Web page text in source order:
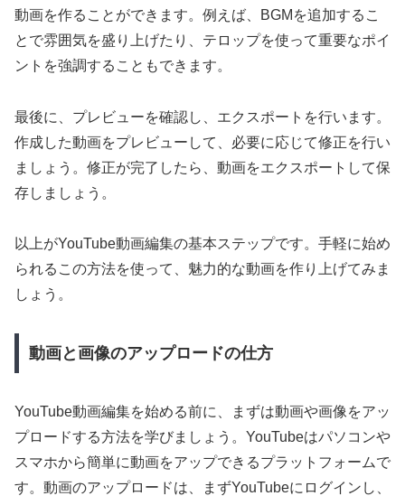
動画を作ることができます。例えば、BGMを追加するこ
とで雰囲気を盛り上げたり、テロップを使って重要なポイ
ントを強調することもできます。
最後に、プレビューを確認し、エクスポートを行います。
作成した動画をプレビューして、必要に応じて修正を行い
ましょう。修正が完了したら、動画をエクスポートして保
存しましょう。
以上がYouTube動画編集の基本ステップです。手軽に始め
られるこの方法を使って、魅力的な動画を作り上げてみま
しょう。
動画と画像のアップロードの仕方
YouTube動画編集を始める前に、まずは動画や画像をアッ
プロードする方法を学びましょう。YouTubeはパソコンや
スマホから簡単に動画をアップできるプラットフォームで
す。動画のアップロードは、まずYouTubeにログインし、